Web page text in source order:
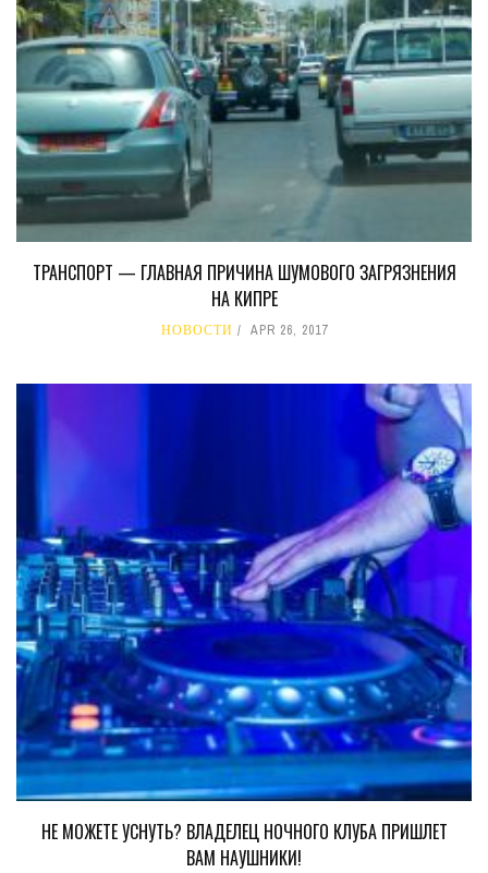
ТРАНСПОРТ — ГЛАВНАЯ ПРИЧИНА ШУМОВОГО ЗАГРЯЗНЕНИЯ
НА КИПРЕ
НОВОСТИ APR 26, 2017
НЕ МОЖЕТЕ УСНУТЬ? ВЛАДЕЛЕЦ НОЧНОГО КЛУБА ПРИШЛЕТ
ВАМ НАУШНИКИ!